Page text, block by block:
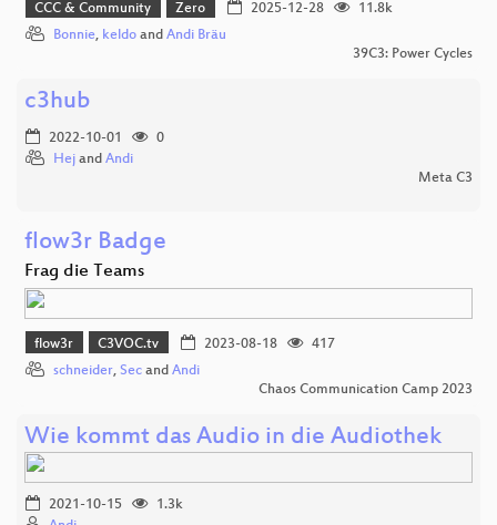
CCC & Community Zero 2025-12-28
11.8k
Bonnie, keldo and Andi Bräu
39C3: Power Cycles
c3hub
2022-10-01
0
Hej and Andi
Meta C3
flow3r Badge
Frag die Teams
flow3r C3VOC.tv 2023-08-18
417
schneider, Sec and Andi
Chaos Communication Camp 2023
Wie kommt das Audio in die Audiothek
2021-10-15
1.3k